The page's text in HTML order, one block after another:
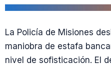
La Policía de Misiones
maniobra de estafa
nivel de sofisticación. El